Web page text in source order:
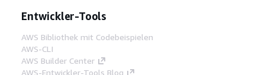
Entwickler-Tools
AWS Bibliothek mit Codebeispielen
AWS-CLI
AWS Builder Center
AWS-Entwickler-Tools Blog